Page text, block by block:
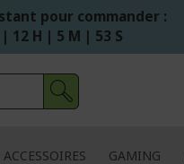
pour commander :
| 12 H | 5 M | 53 S
ACCESSOIRES GAMING